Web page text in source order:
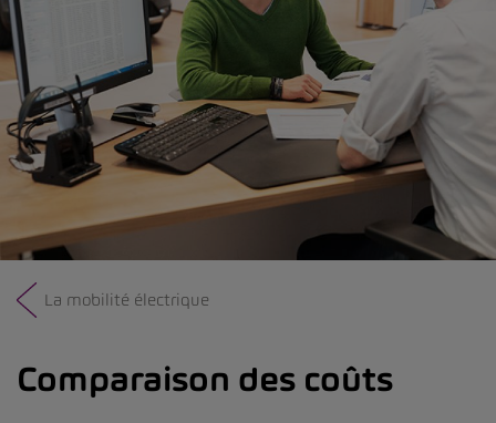
La mobilité électrique
Comparaison des coûts